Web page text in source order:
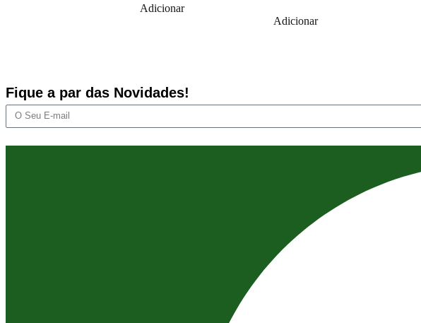
Adicionar
Adicionar
Fique a par das Novidades!